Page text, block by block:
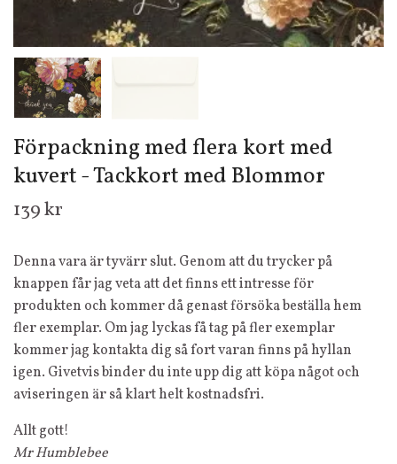
Förpackning med flera kort med
kuvert - Tackkort med Blommor
139 kr
Denna vara är tyvärr slut. Genom att du trycker på
knappen får jag veta att det finns ett intresse för
produkten och kommer då genast försöka beställa hem
fler exemplar. Om jag lyckas få tag på fler exemplar
kommer jag kontakta dig så fort varan finns på hyllan
igen. Givetvis binder du inte upp dig att köpa något och
aviseringen är så klart helt kostnadsfri.
Allt gott!
Mr Humblebee